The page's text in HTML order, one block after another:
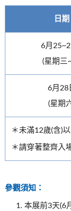
日期
6月
(星期三
6月28
(星期
＊未滿12歲(含)
＊請穿著整齊入
參觀須知：
本展前3天(6